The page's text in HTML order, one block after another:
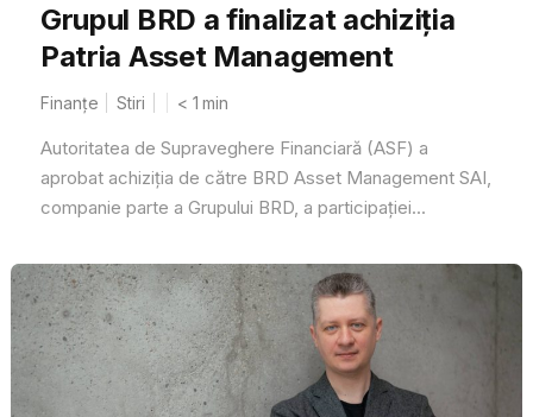
Grupul BRD a finalizat achiziția
Patria Asset Management
Finanțe Stiri < 1 min
Autoritatea de Supraveghere Financiară (ASF) a
aprobat achiziția de către BRD Asset Management SAI,
companie parte a Grupului BRD, a participației...